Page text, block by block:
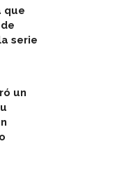
que
serie
un